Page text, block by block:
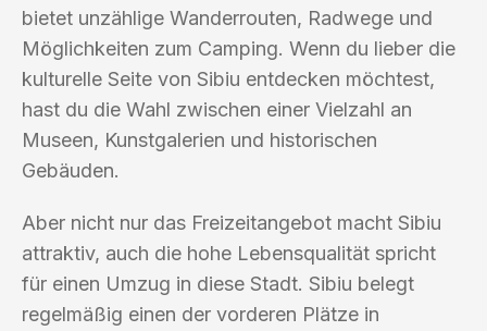
bietet unzählige Wanderrouten, Radwege und
Möglichkeiten zum Camping. Wenn du lieber die
kulturelle Seite von Sibiu entdecken möchtest,
hast du die Wahl zwischen einer Vielzahl an
Museen, Kunstgalerien und historischen
Gebäuden.
Aber nicht nur das Freizeitangebot macht Sibiu
attraktiv, auch die hohe Lebensqualität spricht
für einen Umzug in diese Stadt. Sibiu belegt
regelmäßig einen der vorderen Plätze in